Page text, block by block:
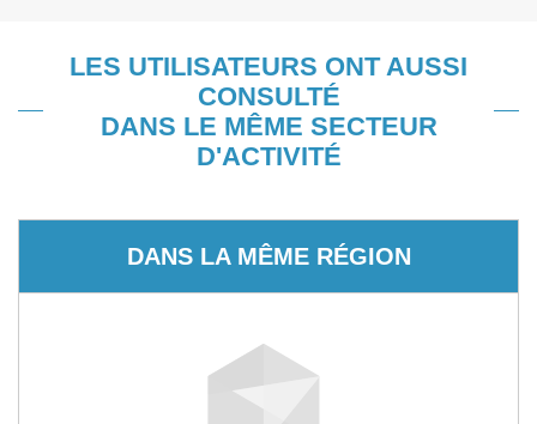
LES UTILISATEURS ONT AUSSI
CONSULTÉ
DANS LE MÊME SECTEUR
D'ACTIVITÉ
DANS LA MÊME RÉGION